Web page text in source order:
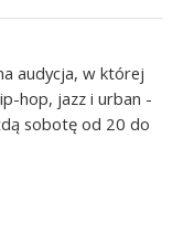
audycja, w której
hop, jazz i urban -
sobotę od 20 do